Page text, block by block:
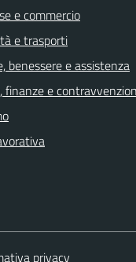
e commercio
e trasporti
benessere e assistenza
finanze e
privacy